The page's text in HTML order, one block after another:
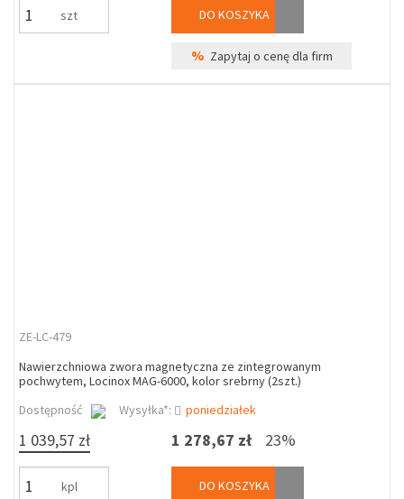
szt DO KOSZYKA
% Zapytaj o cenę dla firm
ZE-LC-479
Nawierzchniowa zwora magnetyczna ze zintegrowanym
pochwytem, Locinox MAG-6000, kolor srebrny (2szt.)
Dostępność
Wysyłka*: poniedziałek
1 039,57 zł
kpl
1 278,67 zł 23%
DO KOSZYKA